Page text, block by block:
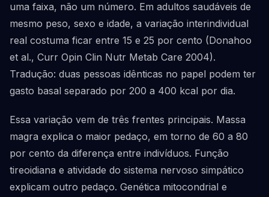
uma faixa, não um número. Em adultos saudáveis de
mesmo peso, sexo e idade, a variação interindividual
real costuma ficar entre 15 e 25 por cento (Donahoo
et al., Curr Opin Clin Nutr Metab Care 2004).
Tradução: duas pessoas idênticas no papel podem ter
gasto basal separado por 200 a 400 kcal por dia.
Essa variação vem de três frentes principais. Massa
magra explica o maior pedaço, em torno de 60 a 80
por cento da diferença entre indivíduos. Função
tireoidiana e atividade do sistema nervoso simpático
explicam outro pedaço. Genética mitocondrial e